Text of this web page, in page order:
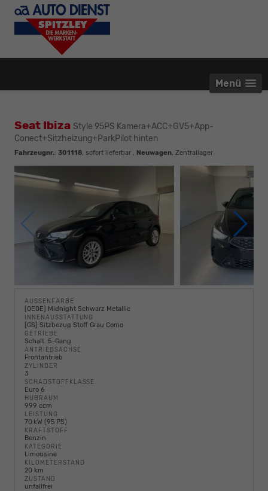
Menü
Seat Ibiza Style 95PS Kamera+ACC+GV5+App-
Conect+Sitzheizung+ParkPilot hinten
Fahrzeugnr.: 301118, sofort lieferbar , Neuwagen, Zentrallager
AUSSENFARBE
[0E0E] Midnight Schwarz Metallic
INNENAUSSTATTUNG
[GS] Sitzbezug Stoff Grau Como
GETRIEBE
Schalt. 5-Gang
ANTRIEBSACHSE
Frontantrieb
ZYLINDER
3
SCHADSTOFFKLASSE
Euro 6
HUBRAUM
999 ccm
LEISTUNG
70 kW (95 PS)
KRAFTSTOFF
Benzin
KATEGORIE
Limousine
KILOMETERSTAND
20 km
ZUSTAND
unfallfrei